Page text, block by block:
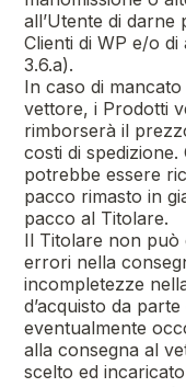
all’Utente di
Clienti di WP e/o
3.6.a).
In caso di
vettore, i Prodotti
rimborserà il
costi di
potrebbe essere
pacco rimasto in
pacco al Titolare.
Il Titolare non può
errori nella
incompletezze
d’acquisto da
eventualmente
alla consegna al
scelto ed